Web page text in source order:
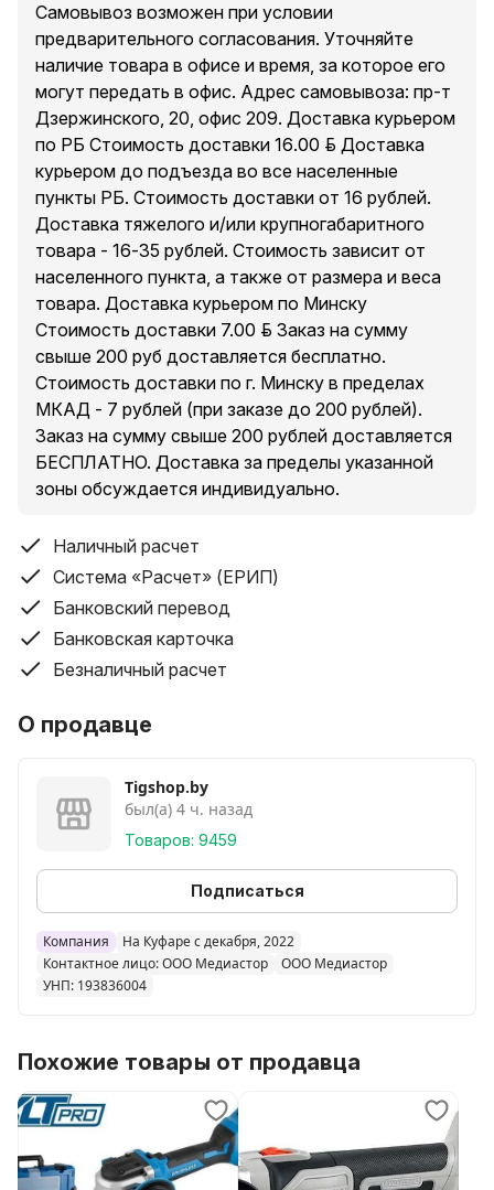
часть стены. Наличие LED-подсветки обеспечивает
эффективную работу на темном участке. Время
очистки сводится к минимуму за счет использования
пылесоса, соединенного со шлифмашиной. Для
удобства транспортировки предусмотрен надежный
пластиковый кейс в комплекте.
Характеристики
Вид инструмента
шлифователь по бетону
Класс профессиональности
бытовой
Мощность
600 Вт
Вид электродвигателя
щеточный
Диаметр шлифкруга
225 мм
Число оборотов холостого хода
600 - 1500 об/мин
22,2 мм
Регулировка оборотов
Вес нетто
Упаковка
кейс
Самовывоз возможен при условии
предварительного согласования. Уточняйте
наличие товара в офисе и время, за которое его
могут передать в офис. Адрес самовывоза: пр-т
Дзержинского, 20, офис 209. Доставка курьером
по РБ Стоимость доставки 16.00 руб. Доставка
курьером до подъезда во все населенные
пункты РБ. Стоимость доставки от 16 рублей.
Доставка тяжелого и/или крупногабаритного
товара - 16-35 рублей. Стоимость зависит от
населенного пункта, а также от размера и веса
товара. Доставка курьером по Минску
Стоимость доставки 7.00 руб. Заказ на сумму
свыше 200 руб доставляется бесплатно.
Стоимость доставки по г. Минску в пределах
МКАД - 7 рублей (при заказе до 200 рублей).
Заказ на сумму свыше 200 рублей доставляется
БЕСПЛАТНО. Доставка за пределы указанной
зоны обсуждается индивидуально.
Наличный расчет
Система «Расчет» (ЕРИП)
Банковский перевод
Банковская карточка
Безналичный расчет
О продавце
Tigshop.by
был(а) 4 ч. назад
Товаров: 9459
Подписаться
Компания
На Куфаре с декабря, 2022
Контактное лицо: ООО Медиастор
ООО Медиастор
УНП: 193836004
Похожие товары от продавца